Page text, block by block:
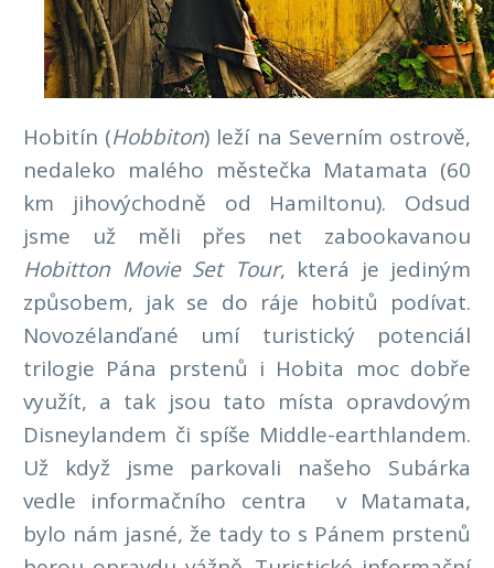
Hobitín (Hobbiton) leží na Severním ostrově,
nedaleko malého městečka Matamata (60
km jihovýchodně od Hamiltonu). Odsud
jsme už měli přes net zabookavanou
Hobitton Movie Set Tour, která je jediným
způsobem, jak se do ráje hobitů podívat.
Novozélanďané umí turistický potenciál
trilogie Pána prstenů i Hobita moc dobře
využít, a tak jsou tato místa opravdovým
Disneylandem či spíše Middle-earthlandem.
Už když jsme parkovali našeho Subárka
vedle informačního centra v Matamata,
bylo nám jasné, že tady to s Pánem prstenů